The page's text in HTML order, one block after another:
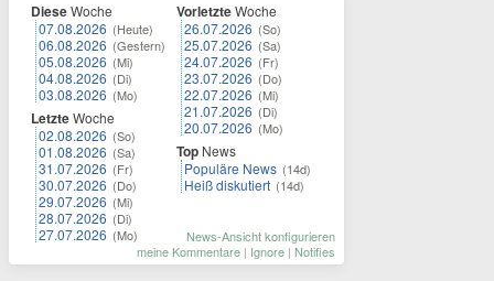
DieseWoche
07.08.2026 (Heute)
06.08.2026 (Gestern)
05.08.2026 (Mi)
04.08.2026 (Di)
03.08.2026 (Mo)
LetzteWoche
02.08.2026 (So)
01.08.2026 (Sa)
31.07.2026 (Fr)
30.07.2026 (Do)
29.07.2026 (Mi)
28.07.2026 (Di)
27.07.2026 (Mo)
VorletzteWoche
26.07.2026 (So)
25.07.2026 (Sa)
24.07.2026 (Fr)
23.07.2026 (Do)
22.07.2026 (Mi)
21.07.2026 (Di)
20.07.2026 (Mo)
Top News
Populäre News (14d)
Heiß diskutiert (14d)
News-Ansicht konfigurieren
meine Kommentare | Ignore | Notifies